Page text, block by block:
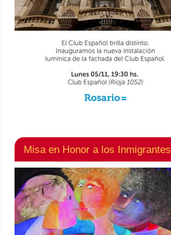
Misa en Honor a los Inmigrantes